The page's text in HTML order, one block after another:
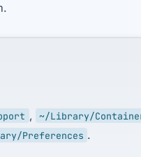
,
~/Library/
Preferences .